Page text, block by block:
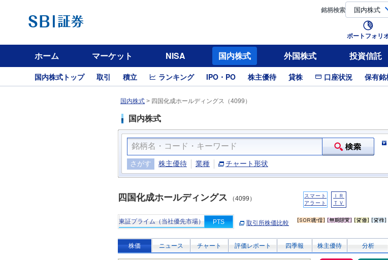
銘柄検索
ポートフォリ
ホーム マーケット NISA 国内株式 外国株式 投資信託
国内株式トップ 取引 積立 ランキング IPO・PO 株主優待 貸株 口座状況 保有銘
国内株式 > 四国化成ホールディングス（4099）
国内株式
さがす 株主優待 業種 チャート形状
四国化成ホールディングス （4099）
スマート
アラート
ＩＲ
ＴＶ
東証プライム（当社優先市場） PTS 取引所株価比較
株価 ニュース チャート 評価レポート 四季報 株主優待 分析